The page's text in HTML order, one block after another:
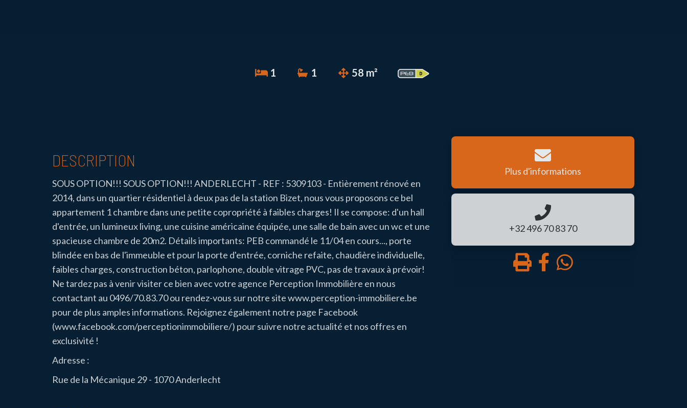
1 1 58 m²
DESCRIPTION
SOUS OPTION!!! SOUS OPTION!!! ANDERLECHT - REF : 5309103 - Entièrement rénové en
2014, dans un quartier résidentiel à deux pas de la station Bizet, nous vous proposons ce bel
appartement 1 chambre dans une petite copropriété à faibles charges! Il se compose: d'un hall
d'entrée, un lumineux living, une cuisine américaine équipée, une salle de bain avec un wc et une
spacieuse chambre de 20m2. Détails importants: PEB commandé le 11/04 en cours..., porte
blindée en bas de l'immeuble et pour la porte d'entrée, corniche refaite, chaudière individuelle,
faibles charges, construction béton, parlophone, double vitrage PVC, pas de travaux à prévoir!
Ne tardez pas à venir visiter ce bien avec votre agence Perception Immobilière en nous
contactant au 0496/70.83.70 ou rendez-vous sur notre site www.perception-immobiliere.be
pour de plus amples informations. Rejoignez également notre page Facebook
(www.facebook.com/perceptionimmobiliere/) pour suivre notre actualité et nos offres en
exclusivité !
Adresse :
Rue de la Mécanique 29 - 1070 Anderlecht
Plus d'informations
+32 496 70 83 70